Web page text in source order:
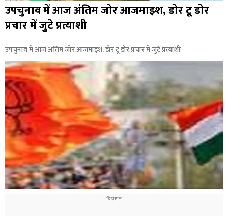
उपचुनाव में आज अंतिम जोर आजमाइश, डोर टू डोर
प्रचार में जुटे प्रत्याशी
उपचुनाव में आज अंतिम जोर आजमाइश, डोर टू डोर प्रचार में जुटे प्रत्याशी